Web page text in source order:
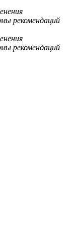
рекомендаций
рекомендаций